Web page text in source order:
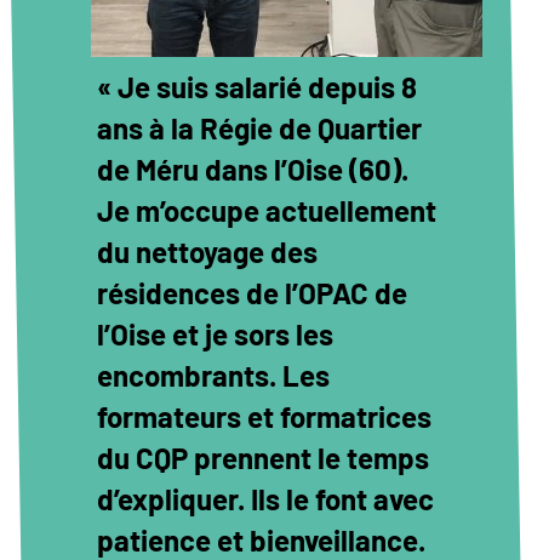
« Je suis salarié depuis 8
ans à la Régie de Quartier
de Méru dans l’Oise (60).
Je m’occupe actuellement
du nettoyage des
résidences de l’OPAC de
l’Oise et je sors les
encombrants. Les
formateurs et formatrices
du CQP prennent le temps
d’expliquer. Ils le font avec
patience et bienveillance.